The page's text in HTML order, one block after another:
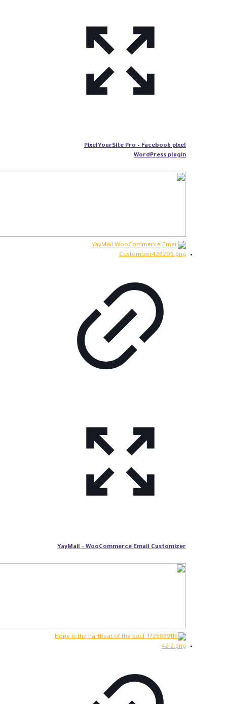
PixelYourSite Pro – Facebook pixel
WordPress plugin
YayMail – WooCommerce Email Customizer